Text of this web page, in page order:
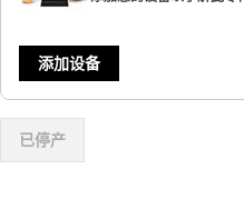
添加设备
已停产